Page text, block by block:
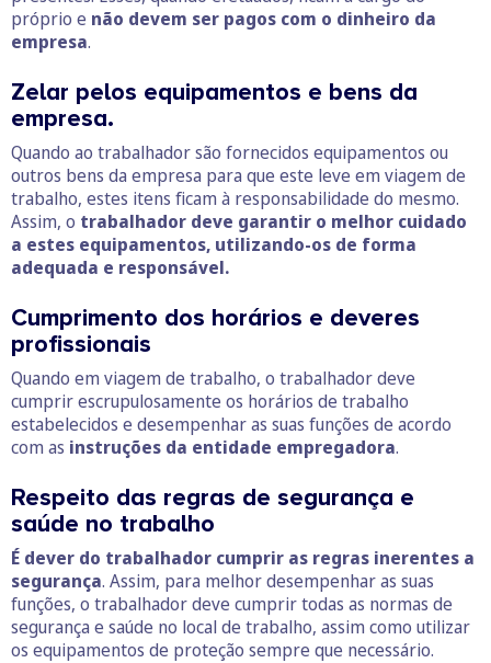
próprio e não devem ser pagos com o dinheiro da
empresa.
Zelar pelos equipamentos e bens da
empresa.
Quando ao trabalhador são fornecidos equipamentos ou
outros bens da empresa para que este leve em viagem de
trabalho, estes itens ficam à responsabilidade do mesmo.
Assim, o trabalhador deve garantir o melhor cuidado
a estes equipamentos, utilizando-os de forma
adequada e responsável.
Cumprimento dos horários e deveres
profissionais
Quando em viagem de trabalho, o trabalhador deve
cumprir escrupulosamente os horários de trabalho
estabelecidos e desempenhar as suas funções de acordo
com as instruções da entidade empregadora.
Respeito das regras de segurança e
saúde no trabalho
É dever do trabalhador cumprir as regras inerentes a
segurança. Assim, para melhor desempenhar as suas
funções, o trabalhador deve cumprir todas as normas de
segurança e saúde no local de trabalho, assim como utilizar
os equipamentos de proteção sempre que necessário.